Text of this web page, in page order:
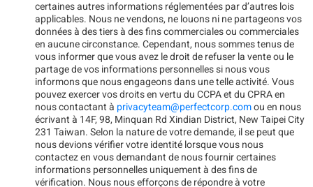
certaines autres informations réglementées par d’autres lois
applicables. Nous ne vendons, ne louons ni ne partageons vos
données à des tiers à des fins commerciales ou commerciales
en aucune circonstance. Cependant, nous sommes tenus de
vous informer que vous avez le droit de refuser la vente ou le
partage de vos informations personnelles si nous vous
informons que nous engageons dans une telle activité. Vous
pouvez exercer vos droits en vertu du CCPA et du CPRA en
nous contactant à privacyteam@perfectcorp.comou en nous
écrivant à 14F, 98, Minquan Rd Xindian District, New Taipei City
231 Taiwan. Selon la nature de votre demande, il se peut que
nous devions vérifier votre identité lorsque vous nous
contactez en vous demandant de nous fournir certaines
informations personnelles uniquement à des fins de
vérification. Nous nous efforçons de répondre à votre